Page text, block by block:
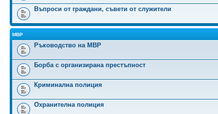
Въпроси от граждани, съвети от служители
МВР
Ръководство на МВР
Борба с организирана престъпност
Криминална полиция
Охранителна полиция